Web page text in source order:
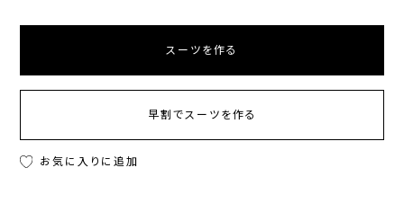
スーツを作る
早割でスーツを作る
お気に入りに追加